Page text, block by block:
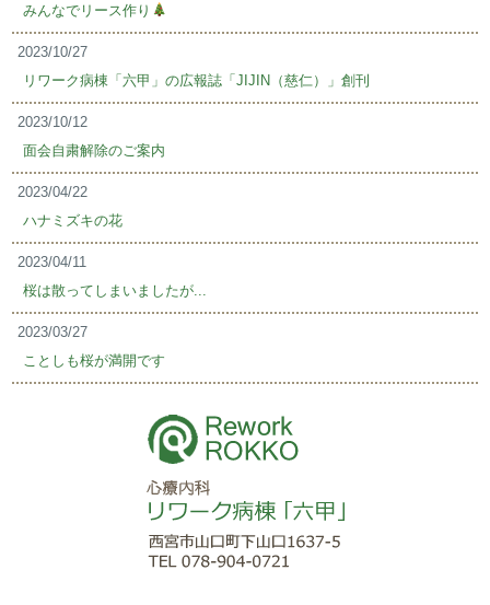
みんなでリース作り
2023/10/27
リワーク病棟「六甲」の広報誌「JIJIN（慈仁）」創刊
2023/10/12
面会自粛解除のご案内
2023/04/22
ハナミズキの花
2023/04/11
桜は散ってしまいましたが...
2023/03/27
ことしも桜が満開です